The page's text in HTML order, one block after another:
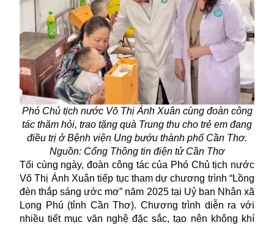
Phó Chủ tịch nước Võ Thị Ánh Xuân cùng đoàn công
tác thăm hỏi, trao tặng quà Trung thu cho trẻ em đang
điều trị ở Bệnh viện Ung bướu thành phố Cần Thơ.
Nguồn: Cổng Thông tin điện tử Cần Thơ
Tối cùng ngày, đoàn công tác của Phó Chủ tịch nước
Võ Thị Ánh Xuân tiếp tục tham dự chương trình “Lồng
đèn thắp sáng ước mơ” năm 2025 tại Uỷ ban Nhân xã
Long Phú (tỉnh Cần Thơ). Chương trình diễn ra với
nhiều tiết mục văn nghệ đặc sắc, tạo nên không khí